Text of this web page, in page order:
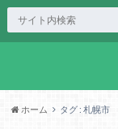
ホーム タグ : 札幌市